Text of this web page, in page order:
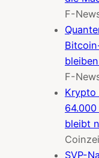
F-
F-
Krypto
bleibt
SVP-